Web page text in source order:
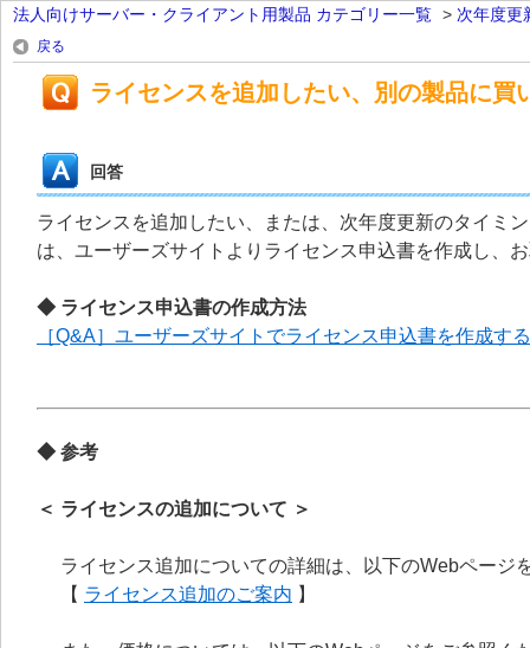
法人向けサーバー・クライアント用製品 カテゴリー一覧 > 次年度更
戻る
ライセンスを追加したい、別の製品に買
回答
ライセンスを追加したい、または、次年度更新のタイミ
は、ユーザーズサイトよりライセンス申込書を作成し、
◆ ライセンス申込書の作成方法
［Q&A］ユーザーズサイトでライセンス申込書を作成す
◆ 参考
＜ ライセンスの追加について ＞
ライセンス追加についての詳細は、以下のWebページ
【 ライセンス追加のご案内 】